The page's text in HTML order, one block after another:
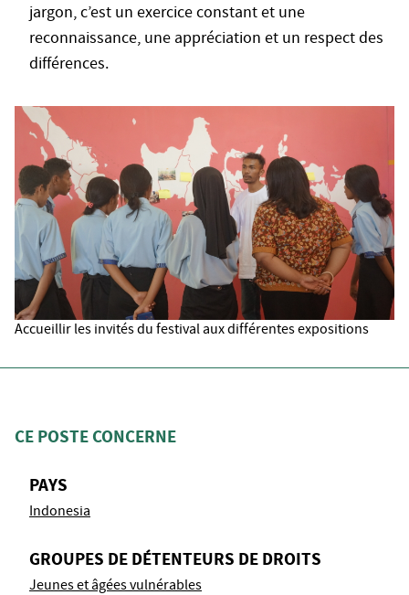
jargon, c’est un exercice constant et une
reconnaissance, une appréciation et un respect des
différences.
Accueillir les invités du festival aux différentes expositions
CE POSTE CONCERNE
PAYS
Indonesia
GROUPES DE DÉTENTEURS DE DROITS
Jeunes et âgées vulnérables